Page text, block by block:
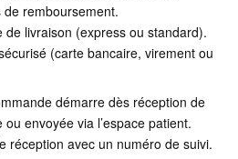
de remboursement.
de livraison (express ou standard).
(carte bancaire, virement ou
démarre dès réception de
envoyée via l’espace patient.
réception avec un numéro de suivi.